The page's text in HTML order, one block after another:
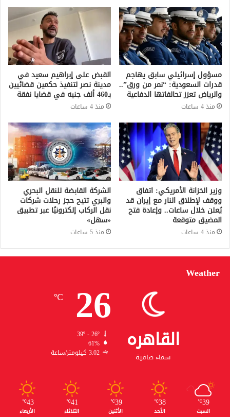
مسؤول إسرائيلي سابق يهاجم
قدرات السعودية: “نمر من ورق”..
والرياض تعزز تحالفاتها الدفاعية
منذ 4 ساعات
القبض على إبراهيم سعيد في
مدينة نصر لتنفيذ حكمين قضائيين
بـ460 ألف جنيه في قضايا نفقة
منذ 4 ساعات
وزير الخزانة الأمريكي: اتفاق
ووقف لإطلاق النار مع إيران قد
يُعلن خلال ساعات.. وإعادة فتح
المضيق متوقعة
منذ 4 ساعات
الشركة القابضة للنقل البحري
والبري تتيح حجز رحلات شركات
نقل الركاب إلكترونيًا عبر تطبيق
«سهل»
منذ 5 ساعات
Weather
القاهره
سماء صافية
26
℃
39º - 26º
61%
3.02 كيلومتر/ساعة
39
℃
السبت
38
℃
الأحد
39
℃
الأثنين
41
℃
الثلاثاء
43
℃
الأربعاء